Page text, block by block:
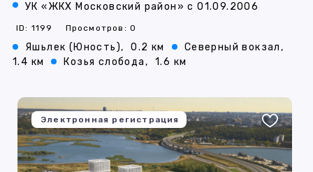
УК «ЖКХ Московский район» с 01.09.2006
ID: 1199 Просмотров: 0
Яшьлек (Юность), 0.2 км
Северный вокзал,
1.4 км
Козья слобода, 1.6 км
Электронная регистрация